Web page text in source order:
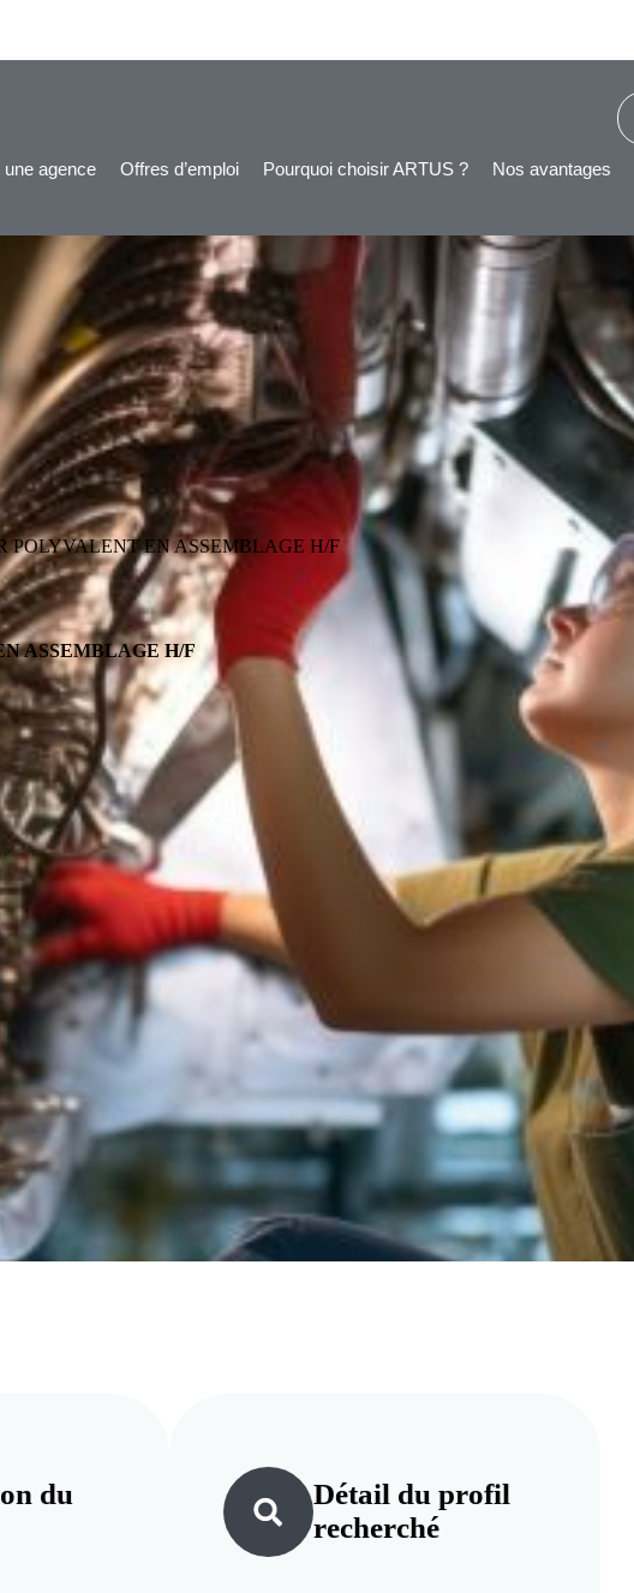
une agence
Offres d’emploi Pourquoi choisir ARTUS ? Nos avantages
POLYVALENT EN ASSEMBLAGE H/F
ASSEMBLAGE H/F
du
Détail duprofil
recherché